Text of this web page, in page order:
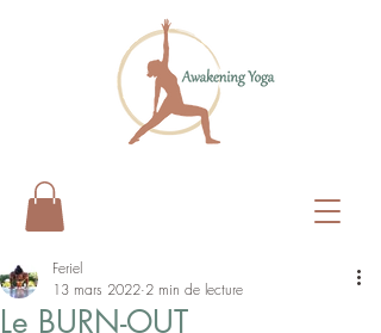
Le BURN-OUT
Feriel
13 mars 2022 2 min de lecture